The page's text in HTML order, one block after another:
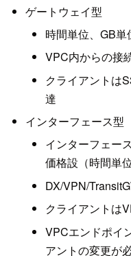
ゲートウェイ型
時間単位、GB
VPC内からの接
クライアントは
達
インターフェース型
インターフェー
価格設（時間単
DX/VPN/
クライアントは
VPCエンドポイ
アントの変更が